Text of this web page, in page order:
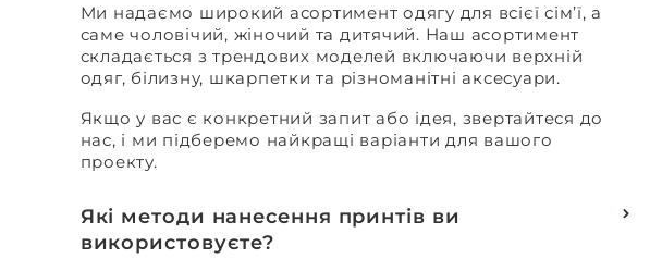
Ми надаємо широкий асортимент одягу для всієї сім’ї, а
саме чоловічий, жіночий та дитячий. Наш асортимент
складається з трендових моделей включаючи верхній
одяг, білизну, шкарпетки та різноманітні аксесуари.
Якщо у вас є конкретний запит або ідея, звертайтеся до
нас, і ми підберемо найкращі варіанти для вашого
проекту.
Які методи нанесення принтів ви
використовуєте?